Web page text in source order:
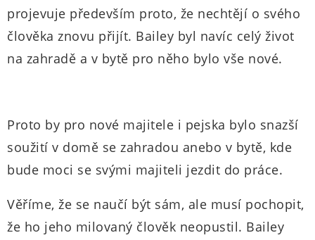
projevuje především proto, že nechtějí o svého
člověka znovu přijít. Bailey byl navíc celý život
na zahradě a v bytě pro něho bylo vše nové.
Proto by pro nové majitele i pejska bylo snazší
soužití v domě se zahradou anebo v bytě, kde
bude moci se svými majiteli jezdit do práce.
Věříme, že se naučí být sám, ale musí pochopit,
že ho jeho milovaný člověk neopustil. Bailey